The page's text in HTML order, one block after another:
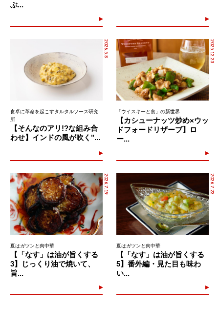
ぶ...
2026.5.8
食卓に革命を起こすタルタルソース研究
所
【そんなのアリ!?な組み合
わせ】インドの風が吹く"...
2025.12.23
「ウイスキーと食」の新世界
【カシューナッツ炒め×ウッ
ドフォードリザーブ】ロ
ー...
2026.7.19
夏はガツンと肉中華
【「なす」は油が旨くする
3】じっくり油で焼いて、
旨...
2026.7.23
夏はガツンと肉中華
【「なす」は油が旨くする
5】番外編・見た目も味わ
い...